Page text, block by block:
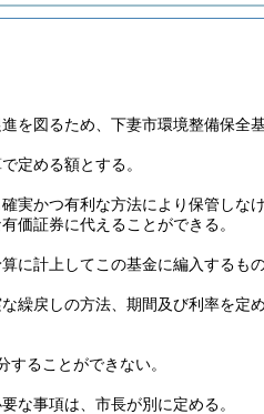
を図るため、下妻市環境整備保全
定める額とする。
実かつ有利な方法により保管しなけ
価証券に代えることができる。
に計上してこの基金に編入するもの
繰戻しの方法、期間及び利率を定
ることができない。
な事項は、市長が別に定める。